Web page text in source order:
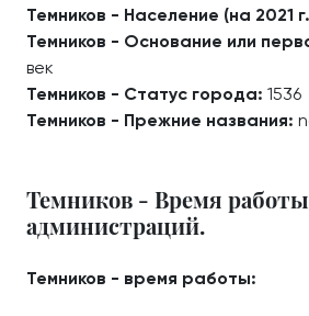
Темников - Население (на 2021
Темников - Основание или
век
Темников - Статус города: 1536
Темников - Прежние названия:
Темников - Время
администраций.
Темников - время работы: